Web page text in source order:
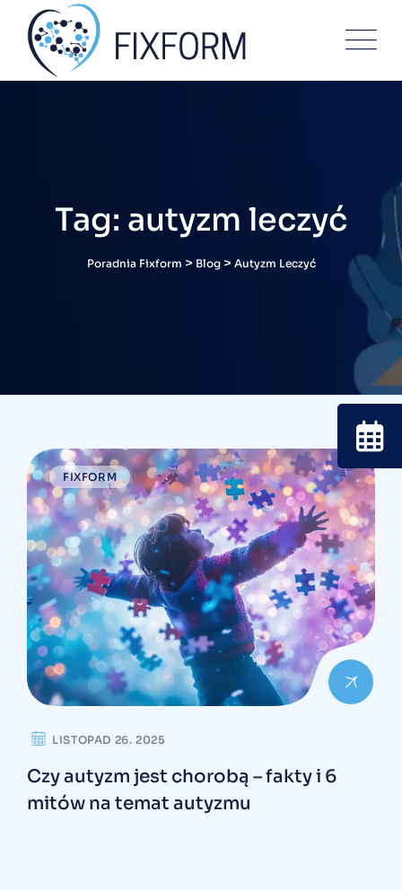
content
Tag: autyzm leczyć
Poradnia Fixform > Blog> Autyzm Leczyć
FIXFORM
LISTOPAD 26. 2025
Czy autyzm jest chorobą – fakty i 6
mitów na temat autyzmu